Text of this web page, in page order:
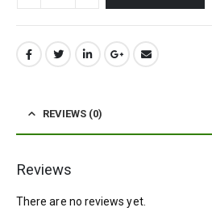
REVIEWS (0)
Reviews
There are no reviews yet.